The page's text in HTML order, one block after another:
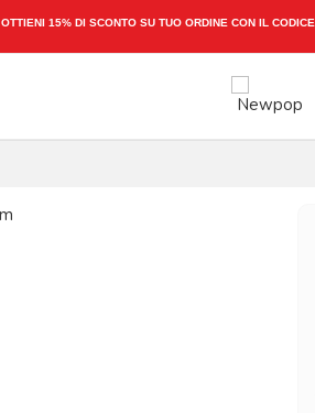
OTTIENI 15% DI SCONTO SU TUO ORDINE CON IL CODICE